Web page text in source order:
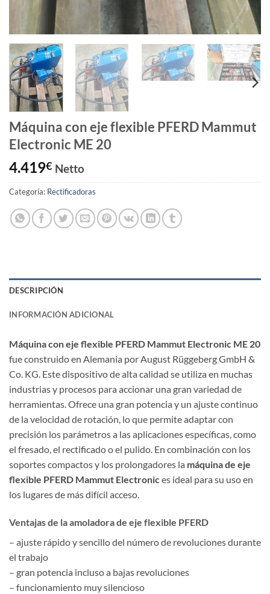
Máquina con eje flexible PFERD Mammut
Electronic ME 20
4.419€ Netto
Categoría: Rectificadoras
DESCRIPCIÓN
INFORMACIÓN ADICIONAL
Máquina con eje flexible PFERD Mammut Electronic ME 20
fue construido en Alemania por August Rüggeberg GmbH &
Co. KG. Este dispositivo de alta calidad se utiliza en muchas
industrias y procesos para accionar una gran variedad de
herramientas. Ofrece una gran potencia y un ajuste continuo
de la velocidad de rotación, lo que permite adaptar con
precisión los parámetros a las aplicaciones específicas, como
el fresado, el rectificado o el pulido. En combinación con los
soportes compactos y los prolongadores la máquina de eje
flexible PFERD Mammut Electronices ideal para su uso en
los lugares de más difícil acceso.
Ventajas de la amoladora de eje flexible PFERD
– ajuste rápido y sencillo del número de revoluciones durante
el trabajo
– gran potencia incluso a bajas revoluciones
– funcionamiento muy silencioso